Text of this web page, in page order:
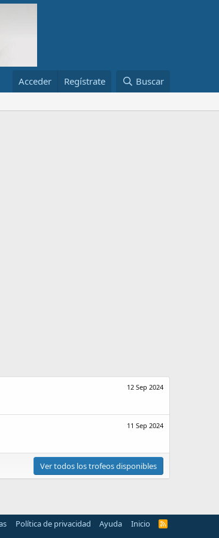
Acceder Regístrate Buscar
12 Sep 2024
11 Sep 2024
Ver todos los trofeos disponibles
Política de privacidad Ayuda Inicio
R